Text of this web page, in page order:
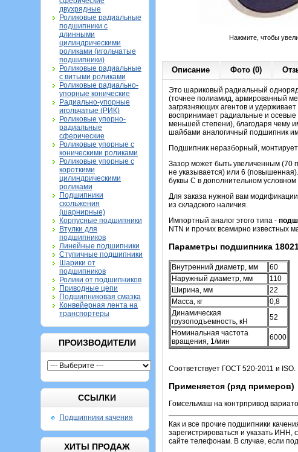
двухрядные
Роликовые радиальные
подшипники с
длинными
цилиндрическими
роликами (игольчатые
подшипники)
Роликовые радиальные
с витыми роликами
Роликовые радиально-
упорные конические
Радиально-упорные
игольчатые (РИК)
Роликовые упорно-
радиальные
сферические
Роликовые упорные с
коническими роликами
Роликовые упорные с
короткими
цилиндрическими
роликами
Подшипники
скольжения
(шарнирные)
Корпусные подшипники
Втулки для
подшипников
Линейные подшипники
Ступичные подшипники
Шарики от
подшипников
Ролики от подшипников
Приводные цепи
Подшипниковая смазка
Конвейерная лента на
транспортеры
ПРОИЗВОДИТЕЛИ
ССЫЛКИ
Подшипники качения
ХИТЫ ПРОДАЖ
Нажмите, чтобы
Описание Фото (0)
Это шариковый радиальный
(точнее полиамид, армированный
загрязняющих агентов и
воспринимает радиальные и осевые
меньшей степени), благодаря чему
шайбами аналогичный подшипник
Подшипник неразборный,
Зазор может быть увеличенным (70
не указывается) или 6
буквы С в дополнительном
Для заказа нужной вам
из складского наличия.
Импортный аналог этого типа -
NTN и прочих всемирно известных
Параметры подшипника
Внутренний диаметр, мм
60
Наружный диаметр, мм
110
Ширина, мм
22
Масса, кг
0,8
Динамическая
грузоподъемность, кН
52
Номинальная частота
вращения, 1/мин
6000
Соответствует ГОСТ 520-2011 и ISO.
Применяется (ряд примеров)
Гомсельмаш на контрпривод
Как и все прочие подшипники
зарегистрироваться и указать
сайте телефонам. В случае, если